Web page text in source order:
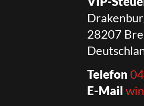
28207
Telefon
E-Mail